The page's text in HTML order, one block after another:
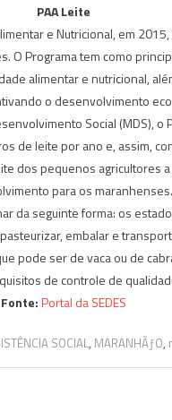
PAA Leite
e Nutricional, em
O Programa tem como
alimentar e nutricional,
o desenvolvimento
Social (MDS),
de leite por ano e, assim,
dos pequenos agricultores
para os maranhenses.
da seguinte forma: os
embalar e
pode ser de vaca ou de
de controle de
Fonte:Portal da SEDES
SOCIAL, MARANHÃƒO,